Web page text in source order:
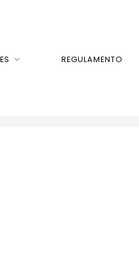
REGULAMENTO